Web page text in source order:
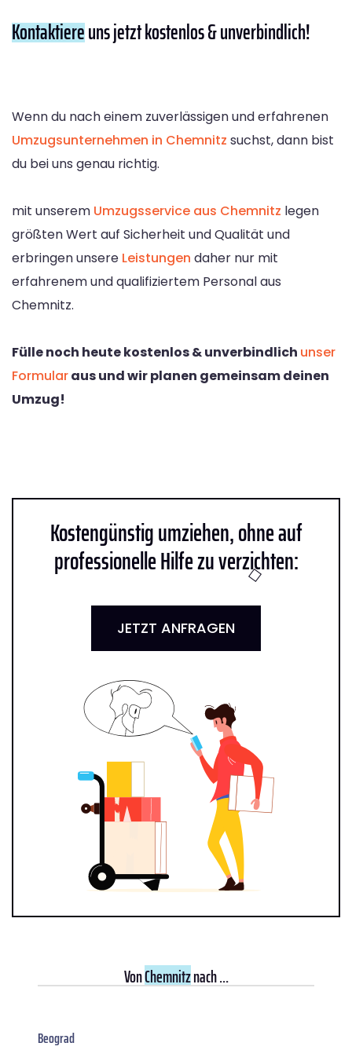
Kontaktiereuns jetzt kostenlos & unverbindlich!
Wenn du nach einem zuverlässigen und erfahrenen
Umzugsunternehmen in Chemnitz suchst, dann bist
du bei uns genau richtig.
mit unserem Umzugsservice aus Chemnitz legen
größten Wert auf Sicherheit und Qualität und
erbringen unsere Leistungen daher nur mit
erfahrenem und qualifiziertem Personal aus
Chemnitz.
Fülle noch heute kostenlos & unverbindlich unser
Formularaus und wir planen gemeinsam deinen
Umzug!
Kostengünstig umziehen, ohne auf
professionelle Hilfe zu verzichten:
JETZT ANFRAGEN
VonChemnitznach ...
Beograd